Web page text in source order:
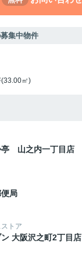
集中物件
㎡)
亭 山之内一丁目店
局
トア
大阪沢之町2丁目店